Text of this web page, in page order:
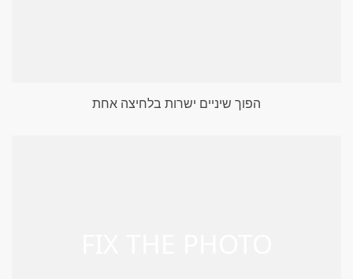
הפוך שיניים ישרות בלחיצה אחת